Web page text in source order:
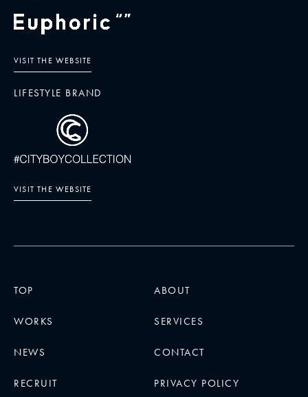
VISIT THE WEBSITE
LIFESTYLE BRAND
VISIT THE WEBSITE
TOP ABOUT
WORKS SERVICES
NEWS CONTACT
RECRUIT PRIVACY POLICY